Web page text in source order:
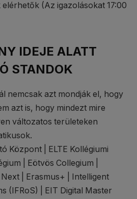
(Az igazolásokat 17:00
IDEJE ALATT
STANDOK
nemcsak azt mondják el, hogy
azt is, hogy mindezt mire
változatos területeken
Központ | ELTE Kollégiumi
| Eötvös Collegium |
| Erasmus+ | Intelligent
(IFRoS) | EIT Digital Master